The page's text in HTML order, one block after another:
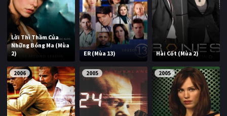
Lời Thì Thầm Của
Những Bóng Ma (Mùa
2)
ER (Mùa 13) Hài Cốt (Mùa 2)
2006 2005 2005